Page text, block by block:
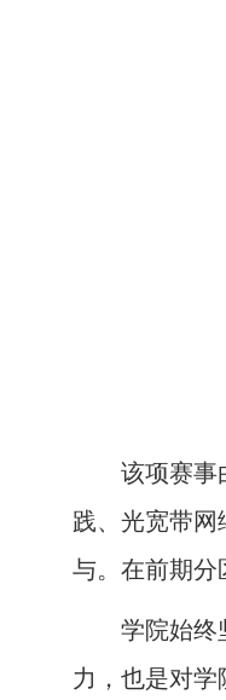
该项赛事
践、光宽带网
与。在前期分
学院始终
力，也是对学